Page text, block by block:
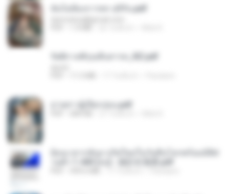
ฉันไม่ต้องการพร สุจิรัน.pdf
รัตติกาลพิรุณสิบสารท_RZ.pdf
ม่ายสาวผู้เปียกปอน.pdf
ย้อนเวลากลับมาเกิดใหม่ในวันสิ้นโลกพร้อมมิติส่